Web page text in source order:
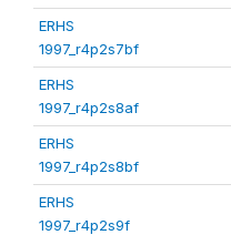
ERHS
1997_r4p2s7bf
ERHS
1997_r4p2s8af
ERHS
1997_r4p2s8bf
ERHS
1997_r4p2s9f